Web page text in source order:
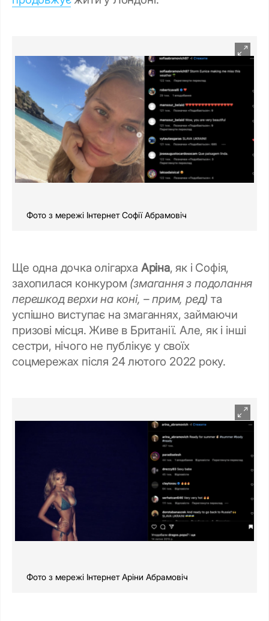
Фото з мережі Інтернет Софії Абрамовіч
Ще одна дочка олігарха Аріна, як і Софія,
захопилася конкуром (змагання з подолання
перешкод верхи на коні, – прим, ред) та
успішно виступає на змаганнях, займаючи
призові місця. Живе в Британії. Але, як і інші
сестри, нічого не публікує у своїх
соцмережах після 24 лютого 2022 року.
Фото з мережі Інтернет Аріни Абрамовіч